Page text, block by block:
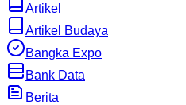
Artikel
Artikel Budaya
Bangka Expo
Bank Data
Berita